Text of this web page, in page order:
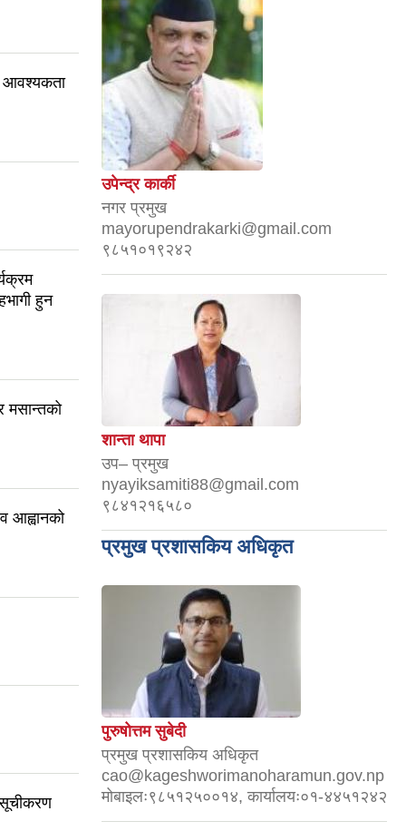
आवश्यकता
हुन
आह्वानको
सूचीकरण
उपेन्द्र कार्की
नगर प्रमुख
mayorupendrakarki@gmail.com
९८५१०१९२४२
शान्ता थापा
उप– प्रमुख
nyayiksamiti88@gmail.com
९८४१२१६५८०
प्रमुख प्रशासकिय अधिकृत
पुरुषोत्तम सुबेदी
प्रमुख प्रशासकिय अधिकृत
cao@kageshworimanoharamun.gov.np
मोबाइलः९८५१२५००१४, कार्यालयः०१-४४५१२४२